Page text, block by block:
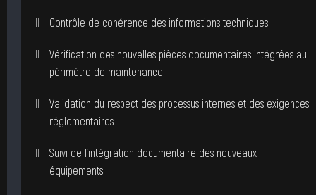
Contrôle de cohérence des informations techniques
Vérification des nouvelles pièces documentaires intégrées au
périmètre de maintenance
Validation du respect des processus internes et des exigences
réglementaires
Suivi de l’intégration documentaire des nouveaux
équipements